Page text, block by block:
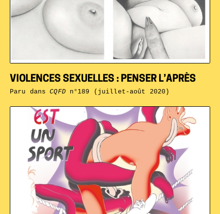
VIOLENCES SEXUELLES : PENSER L’APRÈS
Paru dansCQFDn°189 (juillet-août 2020)